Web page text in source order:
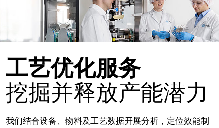
工艺优化服务
挖掘并释放产能潜力
我们结合设备、物料及工艺数据开展分析，定位效能制